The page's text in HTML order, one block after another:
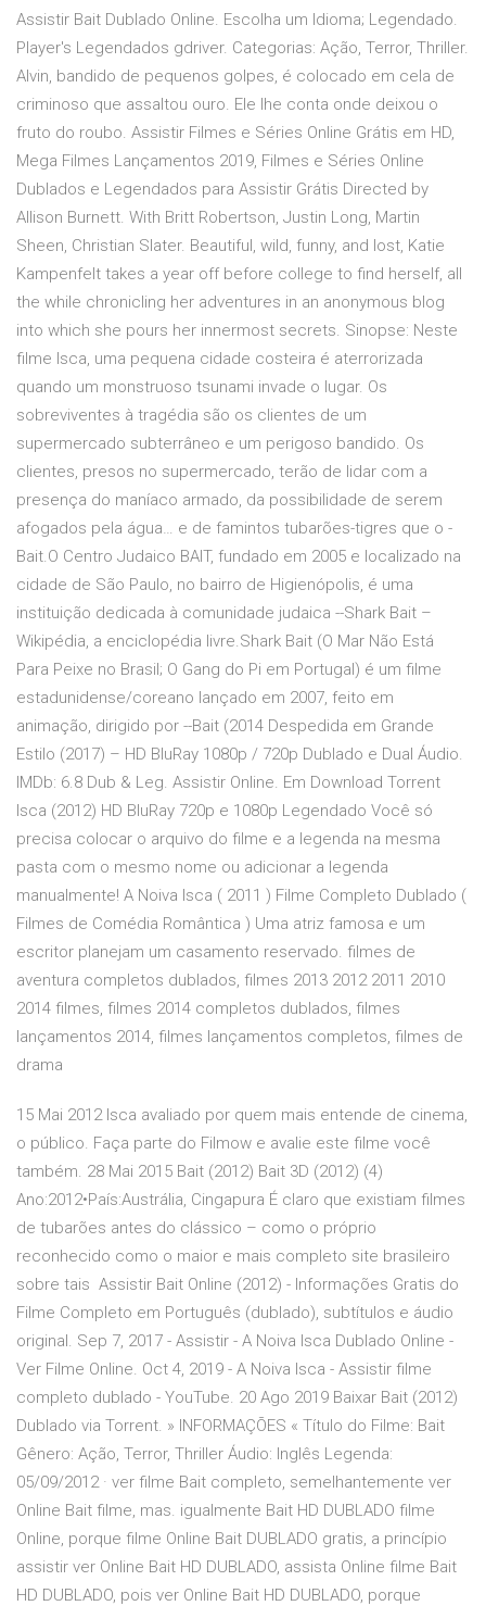
Assistir Bait Dublado Online. Escolha um Idioma; Legendado.
Player's Legendados gdriver. Categorias: Ação, Terror, Thriller.
Alvin, bandido de pequenos golpes, é colocado em cela de
criminoso que assaltou ouro. Ele lhe conta onde deixou o
fruto do roubo. Assistir Filmes e Séries Online Grátis em HD,
Mega Filmes Lançamentos 2019, Filmes e Séries Online
Dublados e Legendados para Assistir Grátis Directed by
Allison Burnett. With Britt Robertson, Justin Long, Martin
Sheen, Christian Slater. Beautiful, wild, funny, and lost, Katie
Kampenfelt takes a year off before college to find herself, all
the while chronicling her adventures in an anonymous blog
into which she pours her innermost secrets. Sinopse: Neste
filme Isca, uma pequena cidade costeira é aterrorizada
quando um monstruoso tsunami invade o lugar. Os
sobreviventes à tragédia são os clientes de um
supermercado subterrâneo e um perigoso bandido. Os
clientes, presos no supermercado, terão de lidar com a
presença do maníaco armado, da possibilidade de serem
afogados pela água… e de famintos tubarões-tigres que o -
Bait.O Centro Judaico BAIT, fundado em 2005 e localizado na
cidade de São Paulo, no bairro de Higienópolis, é uma
instituição dedicada à comunidade judaica --Shark Bait –
Wikipédia, a enciclopédia livre.Shark Bait (O Mar Não Está
Para Peixe no Brasil; O Gang do Pi em Portugal) é um filme
estadunidense/coreano lançado em 2007, feito em
animação, dirigido por --Bait (2014 Despedida em Grande
Estilo (2017) – HD BluRay 1080p / 720p Dublado e Dual Áudio.
IMDb: 6.8 Dub & Leg. Assistir Online. Em Download Torrent
Isca (2012) HD BluRay 720p e 1080p Legendado Você só
precisa colocar o arquivo do filme e a legenda na mesma
pasta com o mesmo nome ou adicionar a legenda
manualmente! A Noiva Isca ( 2011 ) Filme Completo Dublado (
Filmes de Comédia Romântica ) Uma atriz famosa e um
escritor planejam um casamento reservado. filmes de
aventura completos dublados, filmes 2013 2012 2011 2010
2014 filmes, filmes 2014 completos dublados, filmes
lançamentos 2014, filmes lançamentos completos, filmes de
drama
15 Mai 2012 Isca avaliado por quem mais entende de cinema,
o público. Faça parte do Filmow e avalie este filme você
também. 28 Mai 2015 Bait (2012) Bait 3D (2012) (4)
Ano:2012•País:Austrália, Cingapura É claro que existiam filmes
de tubarões antes do clássico – como o próprio
reconhecido como o maior e mais completo site brasileiro
sobre tais Assistir Bait Online (2012) - Informações Gratis do
Filme Completo em Português (dublado), subtítulos e áudio
original. Sep 7, 2017 - Assistir - A Noiva Isca Dublado Online -
Ver Filme Online. Oct 4, 2019 - A Noiva Isca - Assistir filme
completo dublado - YouTube. 20 Ago 2019 Baixar Bait (2012)
Dublado via Torrent. » INFORMAÇÕES « Título do Filme: Bait
Gênero: Ação, Terror, Thriller Áudio: Inglês Legenda:
05/09/2012 · ver filme Bait completo, semelhantemente ver
Online Bait filme, mas. igualmente Bait HD DUBLADO filme
Online, porque filme Online Bait DUBLADO gratis, a princípio
assistir ver Online Bait HD DUBLADO, assista Online filme Bait
HD DUBLADO, pois ver Online Bait HD DUBLADO, porque